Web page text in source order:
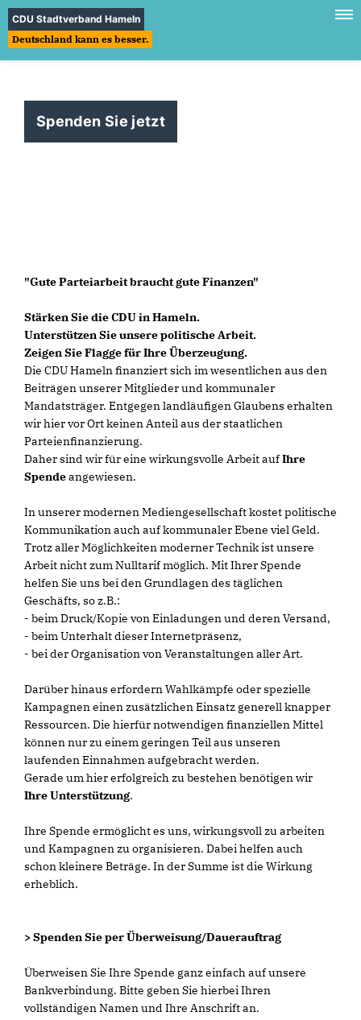
CDU Stadtverband Hameln
Deutschland kann es besser.
Spenden Sie jetzt
"Gute Parteiarbeit braucht gute Finanzen"
Stärken Sie die CDU in Hameln.
Unterstützen Sie unsere politische Arbeit.
Zeigen Sie Flagge für Ihre Überzeugung.
Die CDU Hameln finanziert sich im wesentlichen aus den
Beiträgen unserer Mitglieder und kommunaler
Mandatsträger. Entgegen landläufigen Glaubens erhalten
wir hier vor Ort keinen Anteil aus der staatlichen
Parteienfinanzierung.
Daher sind wir für eine wirkungsvolle Arbeit aufIhre
Spendeangewiesen.
In unserer modernen Mediengesellschaft kostet politische
Kommunikation auch auf kommunaler Ebene viel Geld.
Trotz aller Möglichkeiten moderner Technik ist unsere
Arbeit nicht zum Nulltarif möglich. Mit Ihrer Spende
helfen Sie uns bei den Grundlagen des täglichen
Geschäfts, so z.B.:
- beim Druck/Kopie von Einladungen und deren Versand,
- beim Unterhalt dieser Internetpräsenz,
- bei der Organisation von Veranstaltungen aller Art.
Darüber hinaus erfordern Wahlkämpfe oder spezielle
Kampagnen einen zusätzlichen Einsatz generell knapper
Ressourcen. Die hierfür notwendigen finanziellen Mittel
können nur zu einem geringen Teil aus unseren
laufenden Einnahmen aufgebracht werden.
Gerade um hier erfolgreich zu bestehen benötigen wir
Ihre Unterstützung.
Ihre Spende ermöglicht es uns, wirkungsvoll zu arbeiten
und Kampagnen zu organisieren. Dabei helfen auch
schon kleinere Beträge. In der Summe ist die Wirkung
erheblich.
> Spenden Sie per Überweisung/Dauerauftrag
Überweisen Sie Ihre Spende ganz einfach auf unsere
Bankverbindung. Bitte geben Sie hierbei Ihren
vollständigen Namen und Ihre Anschrift an.